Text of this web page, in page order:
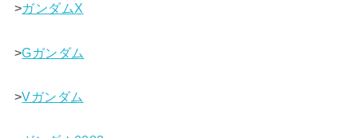
>ガンダムX
>Gガンダム
>Vガンダム